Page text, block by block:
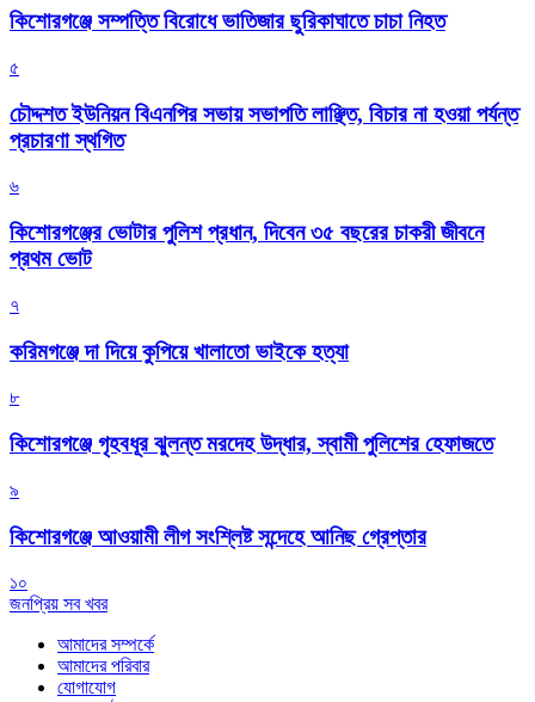
কিশোরগঞ্জে সম্পত্তি বিরোধে ভাতিজার ছুরিকাঘাতে চাচা নিহত
৫
চৌদ্দশত ইউনিয়ন বিএনপির সভায় সভাপতি লাঞ্ছিত, বিচার না হওয়া পর্যন্ত
প্রচারণা স্থগিত
৬
কিশোরগঞ্জের ভোটার পুলিশ প্রধান, দিবেন ৩৫ বছরের চাকরী জীবনে
প্রথম ভোট
৭
করিমগঞ্জে দা দিয়ে কুপিয়ে খালাতো ভাইকে হত্যা
৮
কিশোরগঞ্জে গৃহবধূর ঝুলন্ত মরদেহ উদ্ধার, স্বামী পুলিশের হেফাজতে
৯
কিশোরগঞ্জে আওয়ামী লীগ সংশ্লিষ্ট সন্দেহে আনিছ গ্রেপ্তার
১০
জনপ্রিয় সব খবর
আমাদের সম্পর্কে
আমাদের পরিবার
যোগাযোগ